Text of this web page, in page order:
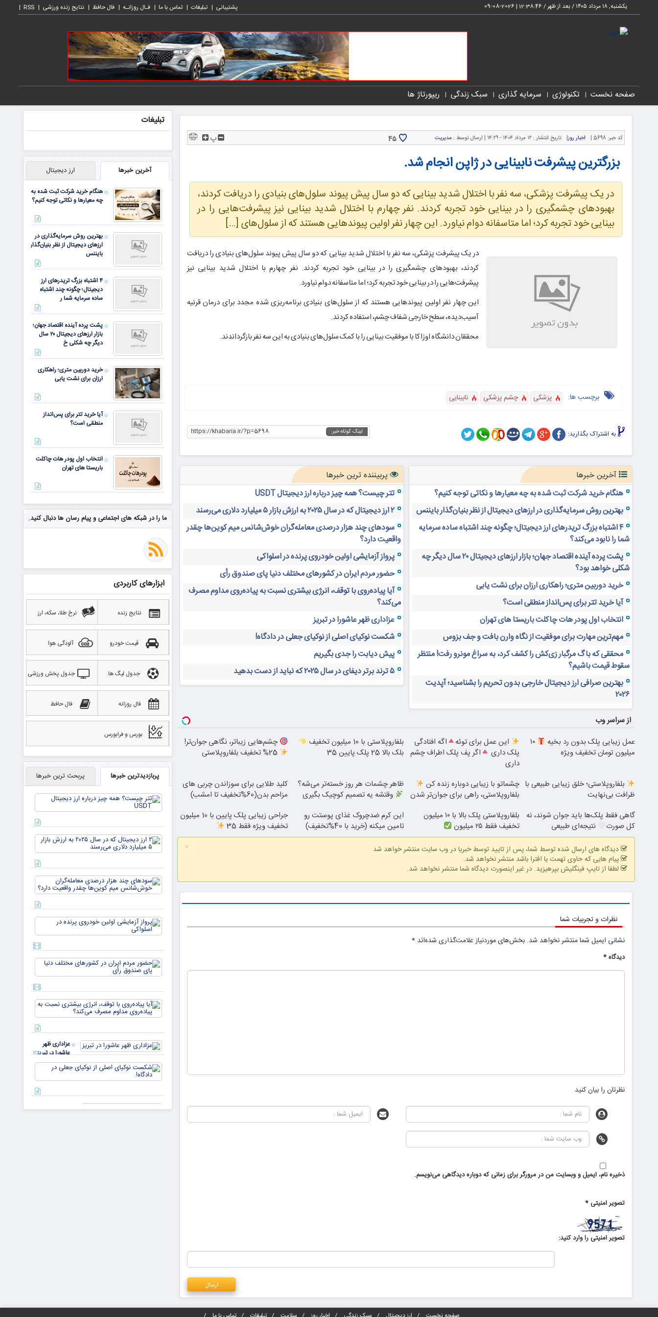
یکشنبه, ۱۸ مرداد ۱۴۰۵ / بعد از ظهر / 12:38:46
|
2026-08-09 پشتیبانی تبلیغات تماس با ما فـال روزانـه فال حافظ نتایج زنده ورزشی RSS
صفحه نخست تکنولوژی سرمایه گذاری سبک زندگی ریپورتاژ ها
کد خبر: 5698 | اخبار روز| تاریخ انتشار : ۱۲ مرداد ۱۴۰۴ - ۱۴:۲۹ | ارسال توسط : مدیریت 45 پ
بزرگترین پیشرفت نابینایی در ژاپن انجام شد.
در یک پیشرفت پزشکی، سه نفر با اختلال شدید بینایی که دو سال پیش پیوند سلول‌های بنیادی را دریافت کردند،
بهبودهای چشمگیری را در بینایی خود تجربه کردند. نفر چهارم با اختلال شدید بینایی نیز پیشرفت‌هایی را در
بینایی خود تجربه کرد؛ اما متاسفانه دوام نیاورد. این چهار نفر اولین پیوندهایی هستند که از سلول‌های […]
در یک پیشرفت پزشکی، سه نفر با اختلال شدید بینایی که دو سال پیش پیوند سلول‌های بنیادی را دریافت
کردند، بهبودهای چشمگیری را در بینایی خود تجربه کردند. نفر چهارم با اختلال شدید بینایی نیز
پیشرفت‌هایی را در بینایی خود تجربه کرد؛ اما متاسفانه دوام نیاورد.
این چهار نفر اولین پیوندهایی هستند که از سلول‌های بنیادی برنامه‌ریزی شده مجدد برای درمان قرنیه
آسیب‌دیده، سطح خارجی شفاف چشم، استفاده کردند.
محققان دانشگاه اوزاکا با موفقیت بینایی را با کمک سلول‌های بنیادی به این سه نفر بازگرداندند.
برچسب ها: پزشکی چشم پزشکی نابینایی
به اشتراک بگذارید: لینک کوتاه خبر: https://khabaria.ir/?p=5698
آخرین خبرها
هنگام خرید شرکت ثبت شده به چه معیارها و نکاتی توجه کنیم؟
بهترین روش سرمایه‌گذاری در ارزهای دیجیتال از نظر بنیان‌گذار بایننس
۴ اشتباه بزرگ تریدرهای ارز دیجیتال؛ چگونه چند اشتباه ساده سرمایه
شما را نابود می‌کند؟
پشت پرده آینده اقتصاد جهان؛ بازار ارزهای دیجیتال ۲۰ سال دیگر چه
شکلی خواهد بود؟
خرید دوربین متری؛ راهکاری ارزان برای نشت یابی
آیا خرید تتر برای پس‌انداز منطقی است؟
انتخاب اول پودر هات چاکلت باریستا های تهران
مهم‌ترین مهارت برای موفقیت از نگاه وارن بافت و جف بزوس
محققی که باگ مرگبار زی‌کش را کشف کرد، به سراغ مونرو رفت! منتظر
سقوط قیمت باشیم؟
بهترین صرافی ارز دیجیتال خارجی بدون تحریم را بشناسید؛ آپدیت
۲۰۲۶
پربیننده ترین خبرها
تتر چیست؟ همه چیز درباره ارز دیجیتال USDT
۲ ارز دیجیتال که در سال ۲۰۲۵ به ارزش بازار ۵ میلیارد دلاری می‌رسند
سودهای چند هزار درصدی معامله‌گران خوش‌شانس میم کوین‌ها چقدر
واقعیت دارد؟
پرواز آزمایشی اولین خودروی پرنده در اسلواکی
حضور مردم ایران در کشورهای مختلف دنیا پای صندوق رأی
آیا پیاده‌روی با توقف، انرژی بیشتری نسبت به پیاده‌روی مداوم مصرف
می‌کند؟
عزاداری ظهر عاشورا در تبریز
شکست نوکیای اصلی از نوکیای جعلی در دادگاه!
پیش دیابت را جدی بگیریم
۵ ترند برتر دیفای در سال ۲۰۲۵ که نباید از دست بدهید
از سراسر وب
عمل زیبایی پلک بدون رد بخیه
۱۰
میلیون تومان تخفیف ویژه
این عمل برای توئه
اگه افتادگی
پلک داری
اگر پف پلک اطراف چشم
داری
بلفاروپلاستی با 10 میلیون تخفیف
بلک بالا 25 پلک پایین 35
چشم‌هایی زیباتر، نگاهی جوان‌تر!
بلفاروپلاستی؛ خلق زیبایی طبیعی با
ظرافت بی‌نهایت
چشماتو با زیبایی دوباره زنده کن
بلفاروپلاستی، راهی برای جوان‌تر شدن
ظاهر چشمات هر روز خسته‌تر می‌شه؟
وقتشه یه تصمیم کوچیک بگیری
کلید طلایی برای سوزاندن چربی های
مزاحم بدن(60%تخفیف تا امشب)
گاهی فقط پلک‌ها باید جوان شوند، نه
کل صورت
نتیجه‌ای طبیعی
بلفاروپلاستی پلک بالا با ۱۰ میلیون
تخفیف فقط ۲۵ میلیون
این کرم ضدچروک غذای پوستت رو
تامین میکنه (خرید با 40%تخفیف)
جراحی زیبایی پلک پایین با 10 میلیون
تخفیف ویژه فقط 35
×
دیدگاه های ارسال شده توسط شما، پس از تایید توسط خبریا در وب سایت منتشر خواهد شد
پیام هایی که حاوی تهمت یا افترا باشد منتشر نخواهد شد.
لطفا از تایپ فینگلیش بپرهیزید. در غیر اینصورت دیدگاه شما منتشر نخواهد شد.
نظرات و تجربیات شما
نشانی ایمیل شما منتشر نخواهد شد. بخش‌های موردنیاز علامت‌گذاری شده‌اند *
دیدگاه*
نظرتان را بیان کنید
ذخیره نام، ایمیل و وبسایت من در مرورگر برای زمانی که دوباره دیدگاهی می‌نویسم.
تصویر امنیتی *
تصویر امنیتی را وارد کنید:
تبلیغات
آخرین خبرها ارز دیجیتال
هنگام خرید شرکت ثبت شده به
چه معیارها و نکاتی توجه کنیم؟
بهترین روش سرمایه‌گذاری در
ارزهای دیجیتال از نظر بنیان‌گذار
بایننس
۴ اشتباه بزرگ تریدرهای ارز
دیجیتال؛ چگونه چند اشتباه
ساده سرمایه شما ر
پشت پرده آینده اقتصاد جهان؛
بازار ارزهای دیجیتال ۲۰ سال
دیگر چه شکلی خ
خرید دوربین متری؛ راهکاری
ارزان برای نشت یابی
آیا خرید تتر برای پس‌انداز
منطقی است؟
انتخاب اول پودر هات چاکلت
باریستا های تهران
مهم‌ترین مهارت برای موفقیت از
نگاه وارن بافت و جف بزوس
منتظر سقوط قی
بهترین صرافی ارز دیجیتال
خارجی بدون تحریم را بشناسید؛
آپدیت ۲۰۲۶
ما را در شبکه های اجتماعی و پیام رسان ها دنبال کنید.
ابزارهای کاربردی
نتایج زنده نرخ طلا، سکه، ارز
قیمت خودرو آلودگی هوا
جدول لیگ ها جدول پخش ورزشی
فال روزانه فال حافظ
بورس و فرابورس
پربازدیدترین خبرها پربحث ترین خبرها
عزاداری ظهر
عاشورا در تبریز
دادگاه!
پیش دیابت را